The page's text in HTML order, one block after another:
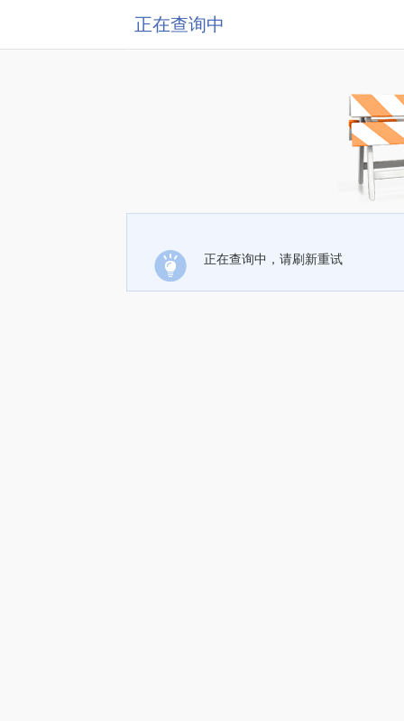
正在查询中
正在查询中，请刷新重试